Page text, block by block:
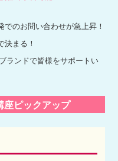
のお問い合わせが急上昇！
決まる！
ランドで皆様をサポートい
座ピックアップ